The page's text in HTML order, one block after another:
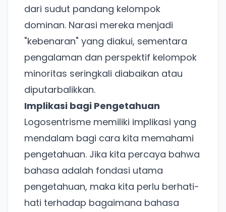
dari sudut pandang kelompok
dominan. Narasi mereka menjadi
"kebenaran" yang diakui, sementara
pengalaman dan perspektif kelompok
minoritas seringkali diabaikan atau
diputarbalikkan.
Implikasi bagi Pengetahuan
Logosentrisme memiliki implikasi yang
mendalam bagi cara kita memahami
pengetahuan. Jika kita percaya bahwa
bahasa adalah fondasi utama
pengetahuan, maka kita perlu berhati-
hati terhadap bagaimana bahasa